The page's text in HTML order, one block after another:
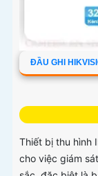
ĐẦU GHI
Thiết bị thu hình
cho việc giám